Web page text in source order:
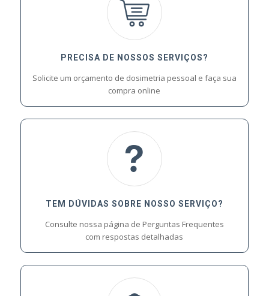
PRECISA DE NOSSOS SERVIÇOS?
Solicite um orçamento de dosimetria pessoal e faça sua
compra online
TEM DÚVIDAS SOBRE NOSSO SERVIÇO?
Consulte nossa página de Perguntas Frequentes
com respostas detalhadas